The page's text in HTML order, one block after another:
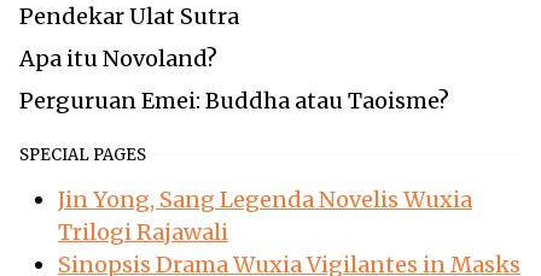
Pendekar Ulat Sutra
Apa itu Novoland?
Perguruan Emei: Buddha atau Taoisme?
SPECIAL PAGES
Jin Yong, Sang Legenda Novelis Wuxia
Trilogi Rajawali
Sinopsis Drama Wuxia Vigilantes in Masks